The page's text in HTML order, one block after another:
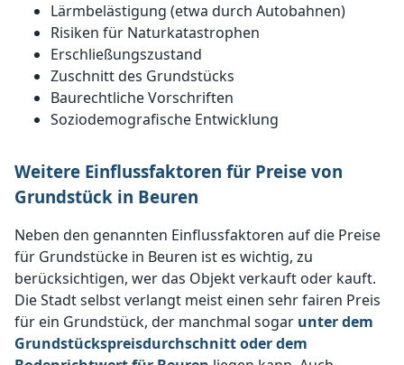
Lärmbelästigung (etwa durch Autobahnen)
Risiken für Naturkatastrophen
Erschließungszustand
Zuschnitt des Grundstücks
Baurechtliche Vorschriften
Soziodemografische Entwicklung
Weitere Einflussfaktoren für Preise von
Grundstück in Beuren
Neben den genannten Einflussfaktoren auf die Preise
für Grundstücke in Beuren ist es wichtig, zu
berücksichtigen, wer das Objekt verkauft oder kauft.
Die Stadt selbst verlangt meist einen sehr fairen Preis
für ein Grundstück, der manchmal sogar unter dem
Grundstückspreisdurchschnitt oder dem